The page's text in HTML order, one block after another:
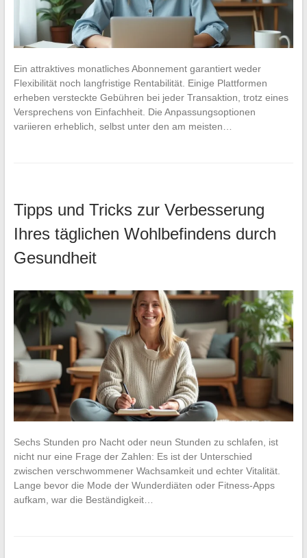
Ein attraktives monatliches Abonnement garantiert weder
Flexibilität noch langfristige Rentabilität. Einige Plattformen
erheben versteckte Gebühren bei jeder Transaktion, trotz eines
Versprechens von Einfachheit. Die Anpassungsoptionen
variieren erheblich, selbst unter den am meisten…
Tipps und Tricks zur Verbesserung
Ihres täglichen Wohlbefindens durch
Gesundheit
Sechs Stunden pro Nacht oder neun Stunden zu schlafen, ist
nicht nur eine Frage der Zahlen: Es ist der Unterschied
zwischen verschwommener Wachsamkeit und echter Vitalität.
Lange bevor die Mode der Wunderdiäten oder Fitness-Apps
aufkam, war die Beständigkeit…